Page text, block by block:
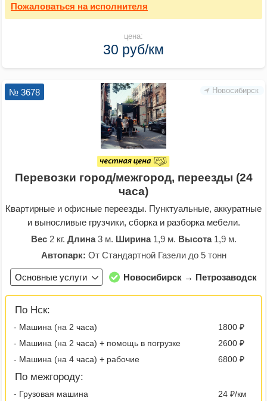
Пожаловаться на исполнителя
цена:
30 руб/км
Новосибирск
№ 3678
Перевозки город/межгород, переезды (24
часа)
Квартирные и офисные переезды. Пунктуальные, аккуратные
и выносливые грузчики, сборка и разборка мебели.
Вес2 кг. Длина3 м. Ширина1,9 м. Высота1,9 м.
Автопарк: От Стандартной Газели до 5 тонн
Основные услуги Новосибирск → Петрозаводск
По Нск:
- Машина (на 2 часа)
1800 ₽
- Машина (на 2 часа) + помощь в погрузке
2600 ₽
- Машина (на 4 часа) + рабочие
6800 ₽
По межгороду:
- Грузовая машина 24 ₽/км